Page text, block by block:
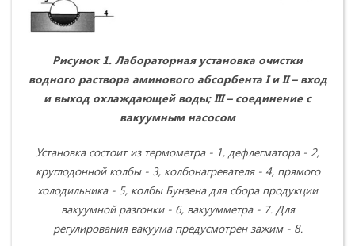
Рисунок 1. Лабораторная установка очистки
водного раствора аминового абсорбента I и II – вход
и выход охлаждающей воды; III – соединение с
вакуумным насосом
Установка состоит из термометра - 1, дефлегматора - 2,
круглодонной колбы - 3, колбонагревателя - 4, прямого
холодильника - 5, колбы Бунзена для сбора продукции
вакуумной разгонки - 6, вакуумметра - 7. Для
регулирования вакуума предусмотрен зажим - 8.